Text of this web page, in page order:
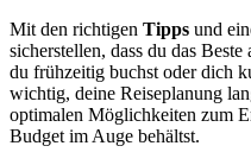
Mit den richtigen Tipps und
sicherstellen, dass du das
du frühzeitig buchst oder dich
wichtig, deine Reiseplanung
optimalen Möglichkeiten zum
Budget im Auge behältst.